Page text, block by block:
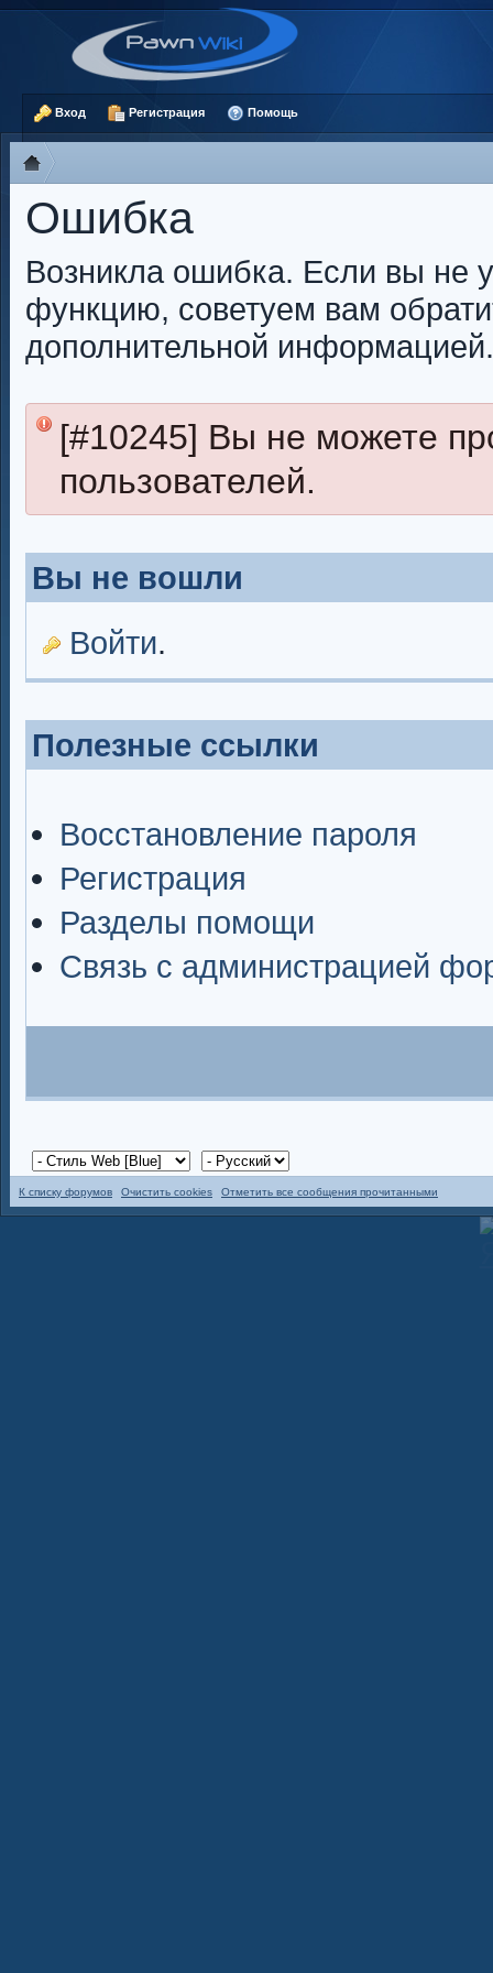
Вход Регистрация Помощь
Ошибка
Возникла ошибка. Если вы не
функцию, советуем вам
дополнительной информацией.
[#10245] Вы не можете
пользователей.
Вы не вошли
Войти.
Полезные ссылки
Восстановление пароля
Регистрация
Разделы помощи
Связь с администрацией
К списку форумов Очистить cookies Отметить все сообщения прочитанными